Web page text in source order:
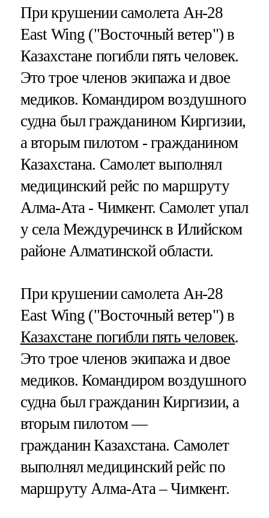
При крушении самолета Ан-28
East Wing ("Восточный ветер") в
Казахстане погибли пять человек.
Это трое членов экипажа и двое
медиков. Командиром воздушного
судна был гражданином Киргизии,
а вторым пилотом - гражданином
Казахстана. Самолет выполнял
медицинский рейс по маршруту
Алма-Ата - Чимкент. Самолет упал
у села Междуречинск в Илийском
районе Алматинской области.
При крушении самолета Ан-28
East Wing ("Восточный ветер") в
Казахстане погибли пять человек.
Это трое членов экипажа и двое
медиков. Командиром воздушного
судна был гражданин Киргизии, а
вторым пилотом —
гражданин Казахстана. Самолет
выполнял медицинский рейс по
маршруту Алма-Ата – Чимкент.